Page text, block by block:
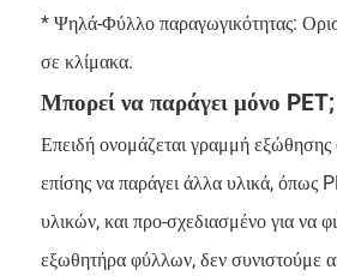
* Ψηλά-Φύλλο παραγωγικότητας:
σε κλίμακα.
Μπορεί να παράγει μόνο PET;
Επειδή ονομάζεται γραμμή εξώθησης
επίσης να παράγει άλλα υλικά, όπως
υλικών, και προ-σχεδιασμένο για να
εξωθητήρα φύλλων, δεν συνιστούμε